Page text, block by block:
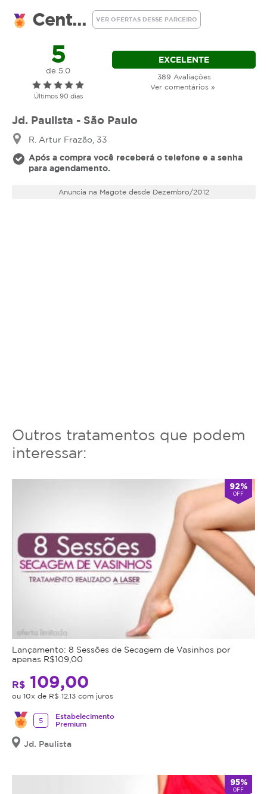
melhora a ação anti-inflamatória do organismo.
Com a técnica dreno modeladora já na primeira
modelado e diminui um pouco as medidas.
Cent... VER OFERTAS DESSE PARCEIRO
5
de 5.0
Últimos 90 dias
EXCELENTE
389 Avaliações
Ver comentários »
Jd. Paulista - São Paulo
R. Artur Frazão, 33
Após a compra você receberá o telefone e a senha
para agendamento.
Anuncia na Magote desde Dezembro/2012
Outros tratamentos que podem
interessar:
92%
OFF
Lançamento: 8 Sessões de Secagem de Vasinhos por
apenas R$109,00
R$ 109,00
ou 10x de R$ 12,13 com juros
5
Estabelecimento
Premium
Jd. Paulista
95%
OFF